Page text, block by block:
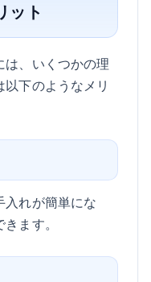
ット
、いくつかの理
下のようなメリ
れが簡単にな
ます。